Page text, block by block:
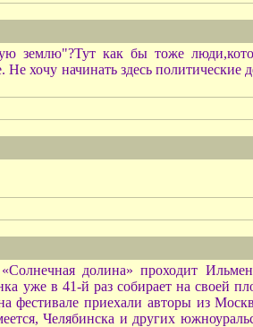
землю"?Тут как бы тоже
хочу начинать здесь политические
долина» проходит
уже в 41-й раз собирает на своей
фестивале приехали авторы из
Челябинска и других